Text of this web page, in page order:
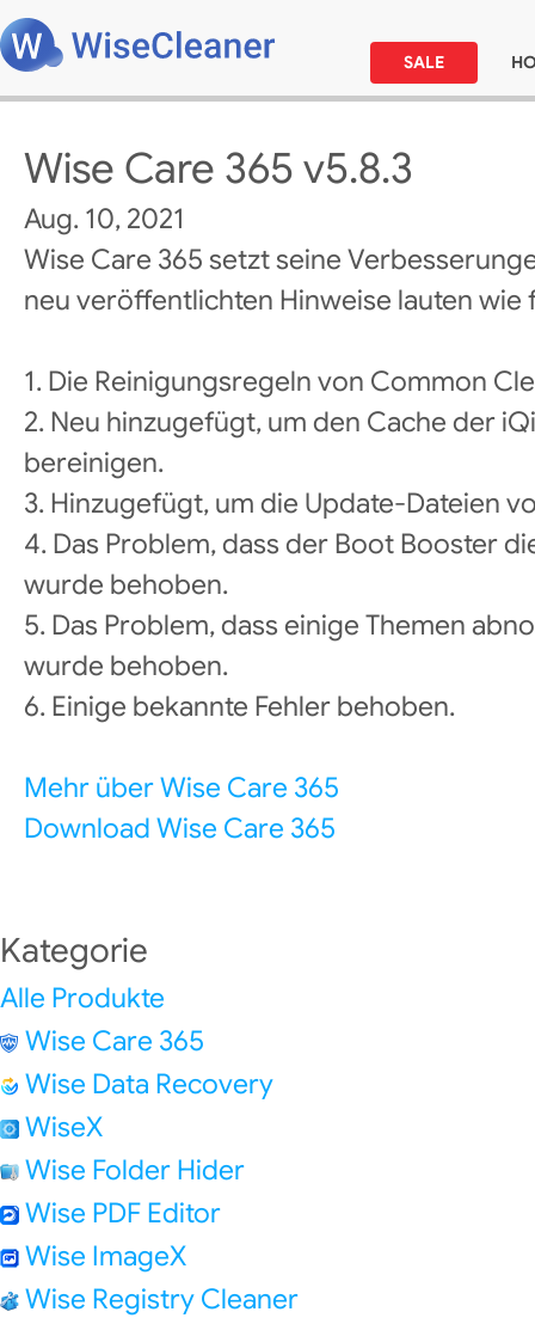
SALE
Wise Care 365 v5.8.3
Aug. 10, 2021
Wise Care 365 setzt seine
neu veröffentlichten Hinweise lauten wie
1. Die Reinigungsregeln von Common
2. Neu hinzugefügt, um den Cache der
bereinigen.
3. Hinzugefügt, um die Update-Dateien
4. Das Problem, dass der Boot Booster
wurde behoben.
5. Das Problem, dass einige Themen
wurde behoben.
6. Einige bekannte Fehler behoben.
Mehr über Wise Care 365
Download Wise Care 365
Kategorie
Alle Produkte
Wise Care 365
Wise Data Recovery
WiseX
Wise Folder Hider
Wise PDF Editor
Wise ImageX
Wise Registry Cleaner